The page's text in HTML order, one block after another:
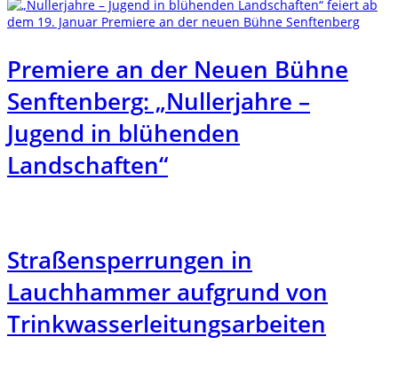
Premiere an der Neuen Bühne
Senftenberg: „Nullerjahre –
Jugend in blühenden
Landschaften“
Straßensperrungen in
Lauchhammer aufgrund von
Trinkwasserleitungsarbeiten